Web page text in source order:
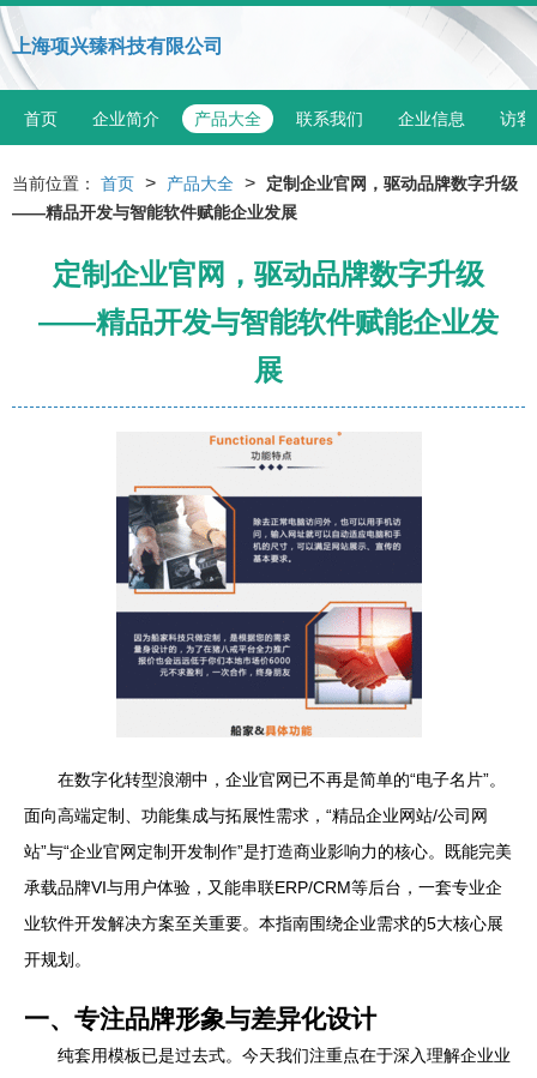
上海项兴臻科技有限公司
首页 企业简介 产品大全 联系我们 企业信息 访客
当前位置： 首页 > 产品大全 >
定制企业官网，驱动品牌数字升级
——精品开发与智能软件赋能企业发展
定制企业官网，驱动品牌数字升级
——精品开发与智能软件赋能企业发
展
在数字化转型浪潮中，企业官网已不再是简单的“电子名片”。
面向高端定制、功能集成与拓展性需求，“精品企业网站/公司网
站”与“企业官网定制开发制作”是打造商业影响力的核心。既能完美
承载品牌VI与用户体验，又能串联ERP/CRM等后台，一套专业企
业软件开发解决方案至关重要。本指南围绕企业需求的5大核心展
开规划。
一、专注品牌形象与差异化设计
纯套用模板已是过去式。今天我们注重点在于深入理解企业业